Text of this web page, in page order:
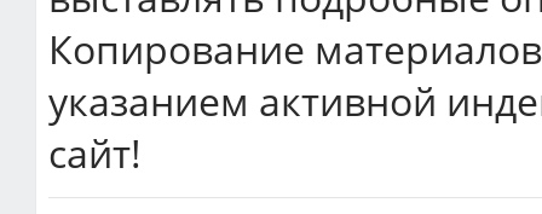
Копирование
указанием активной
сайт!